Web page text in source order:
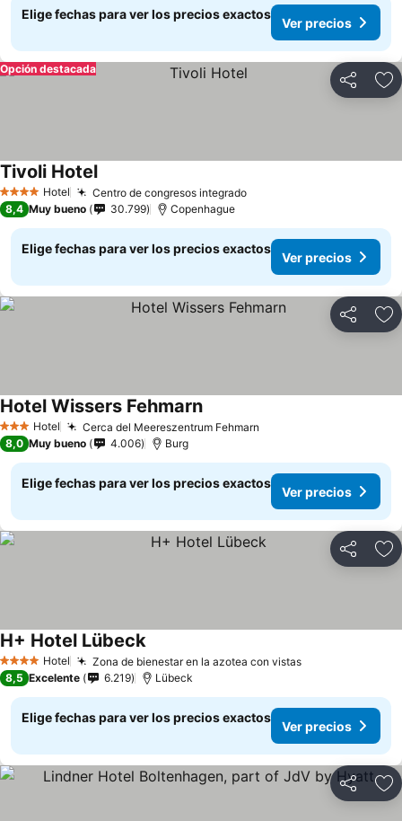
Elige fechas para ver los precios exactos
Ver precios
Compartir
Opción destacada
4 EstrellasHotel Centro de congresos integrado
Tivoli Hotel
8,4 Muy bueno 30.799 Copenhague
Elige fechas para ver los precios exactos
Ver precios
Compartir
3 Estrellas
Hotel Cerca del Meereszentrum Fehmarn
Hotel Wissers Fehmarn
8,0 Muy bueno 4.006 Burg
Elige fechas para ver los precios exactos
Ver precios
Compartir
4 EstrellasHotel Zona de bienestar en la azotea con vistas
H+ Hotel Lübeck
8,5 Excelente 6.219 Lübeck
Elige fechas para ver los precios exactos
Ver precios
Compartir